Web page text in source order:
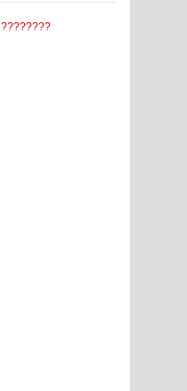
????????